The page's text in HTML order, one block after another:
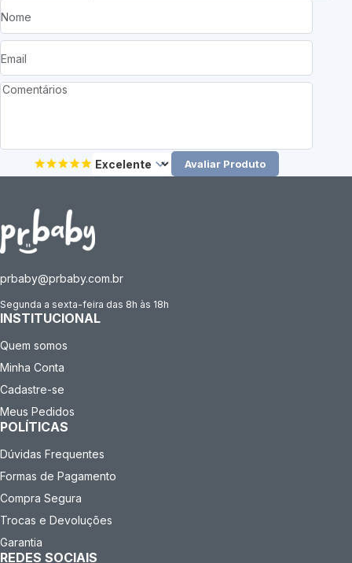
Avaliar Produto
prbaby@prbaby.com.br
Segunda a sexta-feira das 8h às 18h
INSTITUCIONAL
Quem somos
Minha Conta
Cadastre-se
Meus Pedidos
POLÍTICAS
Dúvidas Frequentes
Formas de Pagamento
Compra Segura
Trocas e Devoluções
Garantia
REDES SOCIAIS